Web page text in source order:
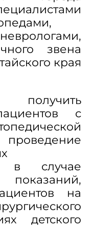
звена
края
с
в случае
на
детского